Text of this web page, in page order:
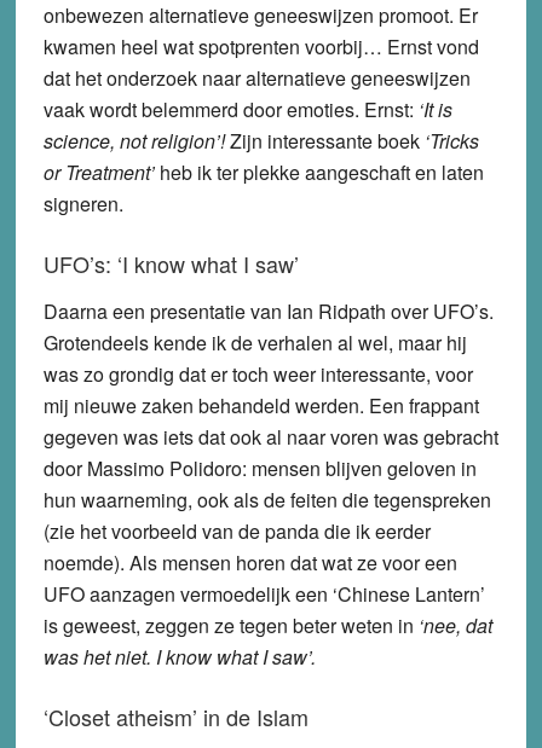
onbewezen alternatieve geneeswijzen promoot. Er
kwamen heel wat spotprenten voorbij… Ernst vond
dat het onderzoek naar alternatieve geneeswijzen
vaak wordt belemmerd door emoties. Ernst: ‘It is
science, not religion’!Zijn interessante boek ‘Tricks
or Treatment’heb ik ter plekke aangeschaft en laten
signeren.
UFO’s: ‘I know what I saw’
Daarna een presentatie van Ian Ridpath over UFO’s.
Grotendeels kende ik de verhalen al wel, maar hij
was zo grondig dat er toch weer interessante, voor
mij nieuwe zaken behandeld werden. Een frappant
gegeven was iets dat ook al naar voren was gebracht
door Massimo Polidoro: mensen blijven geloven in
hun waarneming, ook als de feiten die tegenspreken
(zie het voorbeeld van de panda die ik eerder
noemde). Als mensen horen dat wat ze voor een
UFO aanzagen vermoedelijk een ‘Chinese Lantern’
is geweest, zeggen ze tegen beter weten in ‘nee, dat
was het niet. I know what I saw’.
‘Closet atheism’ in de Islam